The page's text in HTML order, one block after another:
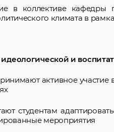
в коллективе кафедры
климата в
и
активное участие
студентам
мероприятия